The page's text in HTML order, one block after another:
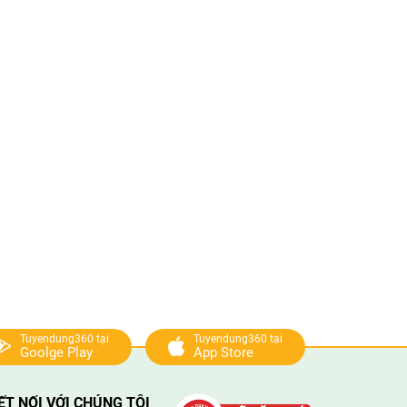
Tuyendung360 tại
Goolge Play
Tuyendung360 tại
App Store
NỐI VỚI CHÚNG TÔI